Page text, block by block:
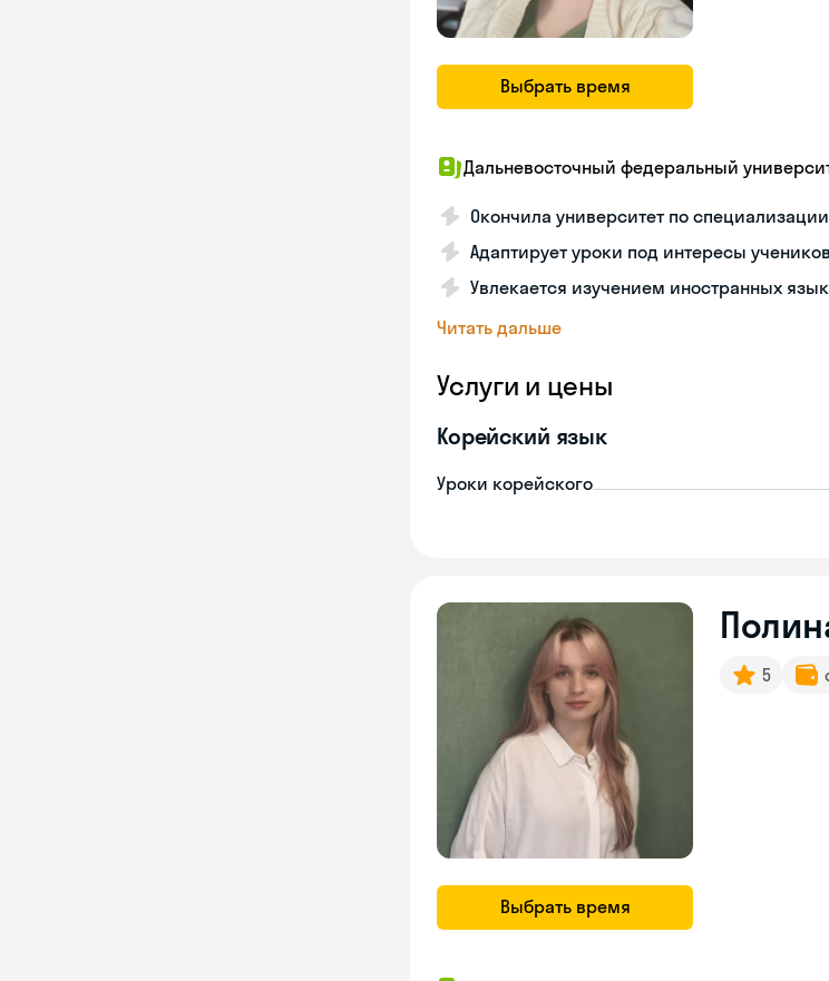
Выбрать время
Дальневосточный федеральный
Окончила университет по
Адаптирует уроки под интересы
Увлекается изучением иностранных
Читать дальше
Услуги и цены
Корейский язык
Уроки корейского
Выбрать время
5